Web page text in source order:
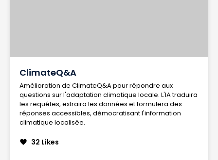
ClimateQ&A
Amélioration de ClimateQ&A pour répondre aux
questions sur l'adaptation climatique locale. L'IA traduira
les requêtes, extraira les données et formulera des
réponses accessibles, démocratisant l'information
climatique localisée.
favorite 32 Likes